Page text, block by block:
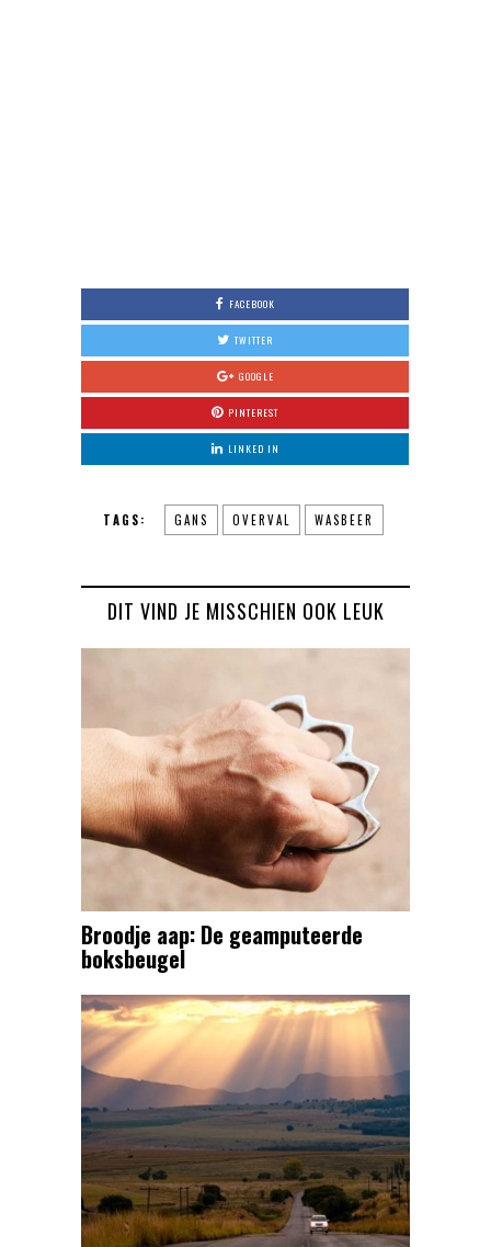
FACEBOOK
TWITTER
GOOGLE
PINTEREST
LINKED IN
TAGS: GANS OVERVAL WASBEER
DIT VIND JE MISSCHIEN OOK LEUK
Broodje aap: De geamputeerde
boksbeugel